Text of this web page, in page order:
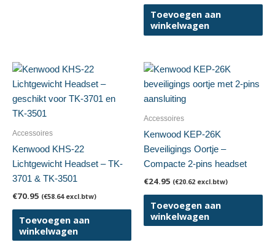
Toevoegen aan
winkelwagen
Accessoires
Kenwood KHS-22
Lichtgewicht Headset – TK-
3701 & TK-3501
€70.95 (€58.64excl.btw)
Toevoegen aan
winkelwagen
Accessoires
Kenwood KEP-26K
Beveiligings Oortje –
Compacte 2-pins headset
€24.95 (€20.62 excl.btw)
Toevoegen aan
winkelwagen